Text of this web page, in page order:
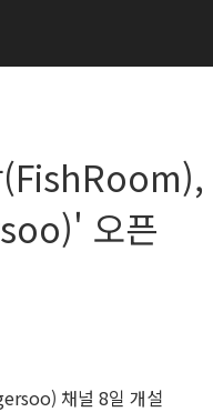
(FishRoom),
오픈
채널 8일 개설